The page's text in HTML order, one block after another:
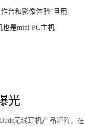
台和影像体验“旦用
是mini PC主机
光
无线耳机产品矩阵，